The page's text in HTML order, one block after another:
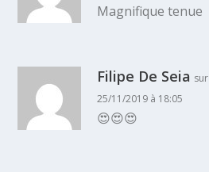
Magnifique tenue
Filipe De Seia sur
25/11/2019 à 18:05
😍😍😍